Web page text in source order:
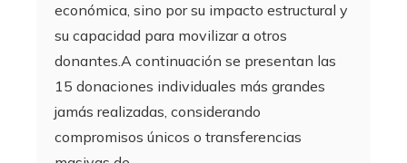
económica, sino por su impacto estructural y
su capacidad para movilizar a otros
donantes.A continuación se presentan las
15 donaciones individuales más grandes
jamás realizadas, considerando
compromisos únicos o transferencias